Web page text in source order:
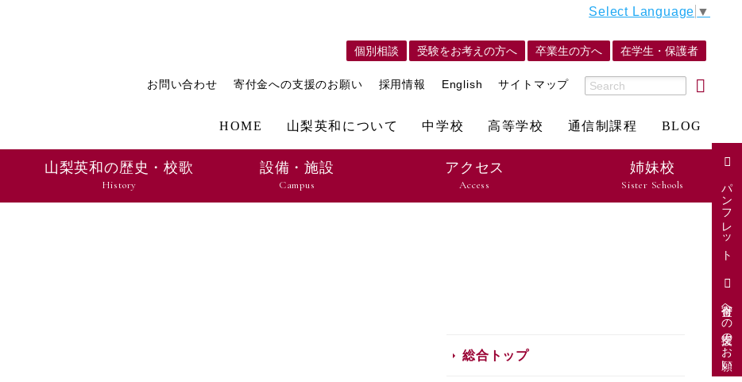
Select Language ▼
個別相談 受験をお考えの方へ 卒業生の方へ 在学生・保護者
お問い合わせ 寄付金への支援のお願い 採用情報 English サイトマップ
パンフレット
寄付金への支援のお願い
HOME 山梨英和について 中学校 高等学校 通信制課程 BLOG
山梨英和の歴史・校歌
History
設備・施設
Campus
アクセス
Access
姉妹校
Sister Schools
総合トップ